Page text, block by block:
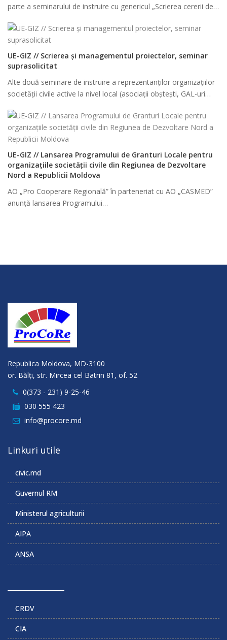
parte a seminarului de instruire cu genericul „Scrierea cererii de…
UE-GIZ // Scrierea și managementul proiectelor, seminar
suprasolicitat
Alte două seminare de instruire a reprezentanților organizațiilor
societății civile active la nivel local (asociații obștești, GAL-uri…
UE-GIZ // Lansarea Programului de Granturi Locale pentru
organizațiile societății civile din Regiunea de Dezvoltare
Nord a Republicii Moldova
AO „Pro Cooperare Regională” în parteneriat cu AO „CASMED”
anunță lansarea Programului…
Republica Moldova, MD-3100
or. Bălţi, str. Mircea cel Batrin 81, of. 52
0(373 - 231) 9-25-46
030 555 423
info@procore.md
Linkuri utile
civic.md
Guvernul RM
Ministerul agriculturii
AIPA
ANSA
CRDV
CIA